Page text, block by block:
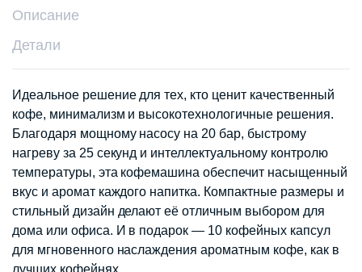
Описание
Детали
Идеальное решение для тех, кто ценит качественный
кофе, минимализм и высокотехнологичные решения.
Благодаря мощному насосу на 20 бар, быстрому
нагреву за 25 секунд и интеллектуальному контролю
температуры, эта кофемашина обеспечит насыщенный
вкус и аромат каждого напитка. Компактные размеры и
стильный дизайн делают её отличным выбором для
дома или офиса. И в подарок — 10 кофейных капсул
для мгновенного наслаждения ароматным кофе, как в
лучших кофейнях.